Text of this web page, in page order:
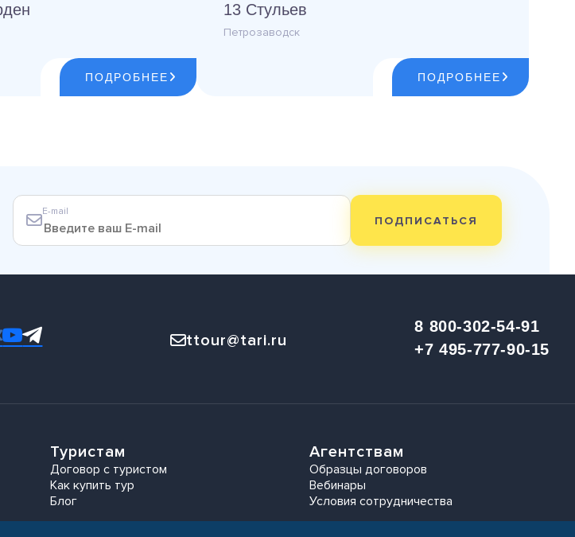
ПОДРОБНЕЕ
13 Стульев
Петрозаводск
ПОДРОБНЕЕ
E-mail
ПОДПИСАТЬСЯ
ttour@tari.ru
8 800-302-54-91
+7 495-777-90-15
Туристам
Договор с туристом
Как купить тур
Блог
Агентствам
Образцы договоров
Вебинары
Условия сотрудничества